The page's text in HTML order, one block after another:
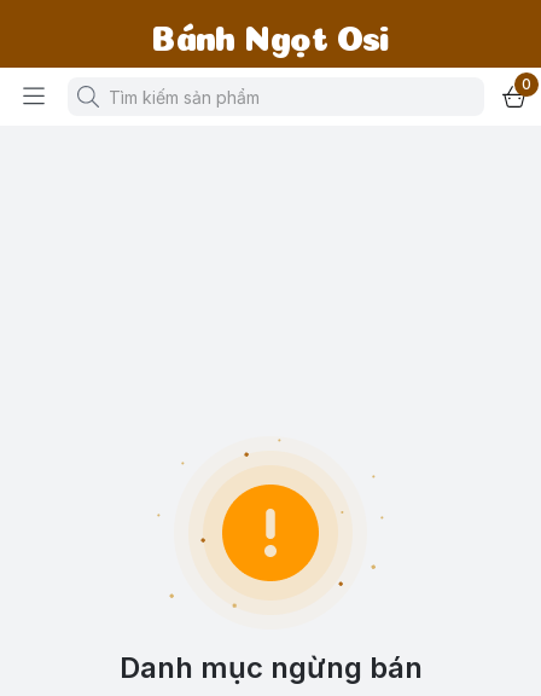
Bánh Ngọt Osi
0
Danh mục ngừng bán